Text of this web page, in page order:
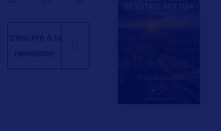
S'inscrire à la
newsletter